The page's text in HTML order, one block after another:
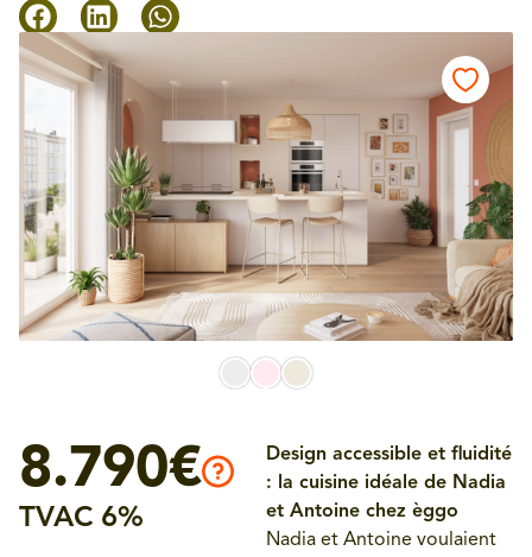
Design accessible et fluidité
: la cuisine idéale de Nadia
et Antoine chez èggo
Nadia et Antoine voulaient
8.790€
TVAC 6%